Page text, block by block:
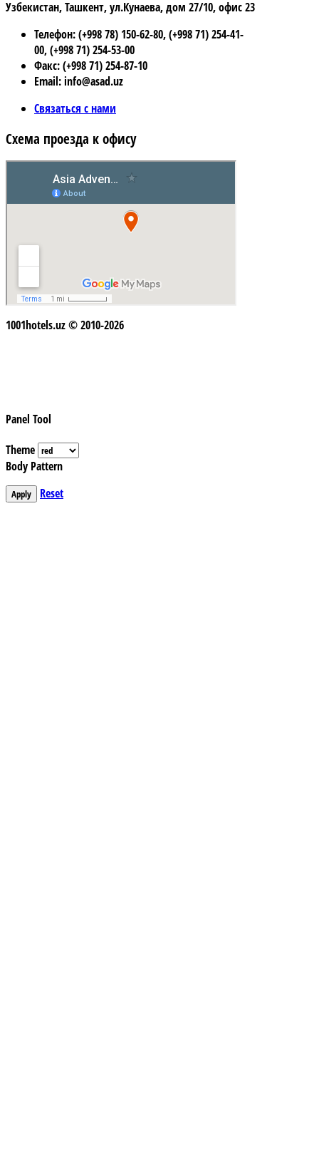
Узбекистан, Ташкент, ул.Кунаева, дом 27/10, офис 23
Телефон: (+998 78) 150-62-80, (+998 71) 254-41-
00, (+998 71) 254-53-00
Факс: (+998 71) 254-87-10
Email: info@asad.uz
Связаться с нами
Схема проезда к офису
1001hotels.uz © 2010-2026
Panel Tool
Theme
Body Pattern
Apply Reset